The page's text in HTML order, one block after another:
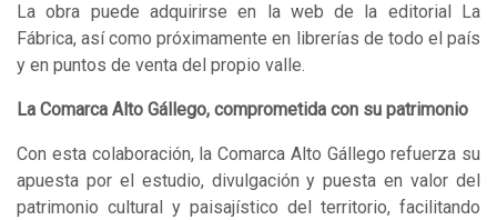
La obra puede adquirirse en la web de la editorial La
Fábrica, así como próximamente en librerías de todo el país
y en puntos de venta del propio valle.
La Comarca Alto Gállego, comprometida con su patrimonio
Con esta colaboración, la Comarca Alto Gállego refuerza su
apuesta por el estudio, divulgación y puesta en valor del
patrimonio cultural y paisajístico del territorio, facilitando